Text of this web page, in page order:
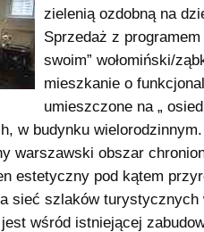
zielenią ozdobną na
Sprzedaż z programem
swoim” wołomiński/
mieszkanie o
umieszczone na „
w budynku
warszawski obszar
estetyczny pod kątem
sieć szlaków turystycznych
wśród istniejącej